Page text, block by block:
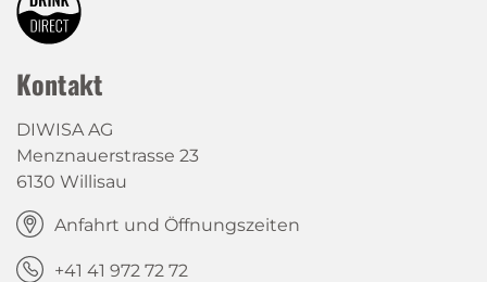
Kontakt
DIWISA AG
Menznauerstrasse 23
6130 Willisau
Anfahrt und Öffnungszeiten
+41 41 972 72 72